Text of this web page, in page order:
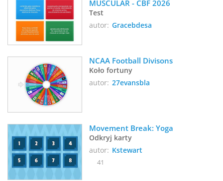
MUSCULAR - CBF 2026
Test
autor: Gracebdesa
Koło fortuny
autor: 27evansbla
Odkryj karty
autor: Kstewart
41